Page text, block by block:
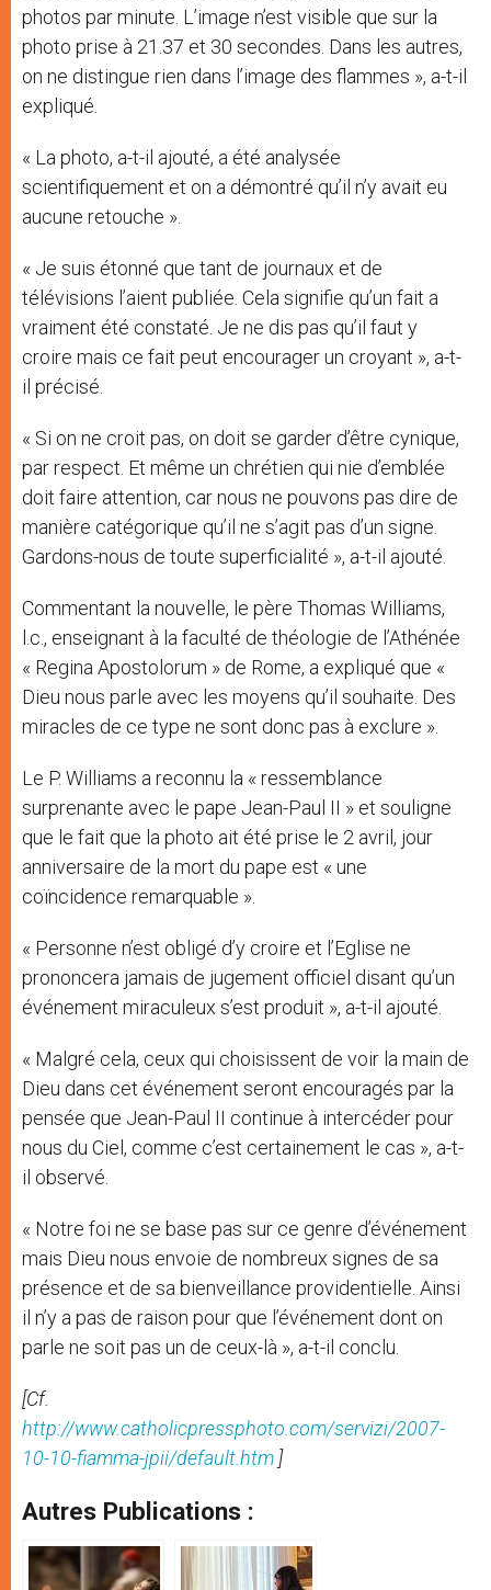
photos par minute. L’image n’est visible que sur la
photo prise à 21.37 et 30 secondes. Dans les autres,
on ne distingue rien dans l’image des flammes », a-t-il
expliqué.
« La photo, a-t-il ajouté, a été analysée
scientifiquement et on a démontré qu’il n’y avait eu
aucune retouche ».
« Je suis étonné que tant de journaux et de
télévisions l’aient publiée. Cela signifie qu’un fait a
vraiment été constaté. Je ne dis pas qu’il faut y
croire mais ce fait peut encourager un croyant », a-t-
il précisé.
« Si on ne croit pas, on doit se garder d’être cynique,
par respect. Et même un chrétien qui nie d’emblée
doit faire attention, car nous ne pouvons pas dire de
manière catégorique qu’il ne s’agit pas d’un signe.
Gardons-nous de toute superficialité », a-t-il ajouté.
Commentant la nouvelle, le père Thomas Williams,
l.c., enseignant à la faculté de théologie de l’Athénée
« Regina Apostolorum » de Rome, a expliqué que «
Dieu nous parle avec les moyens qu’il souhaite. Des
miracles de ce type ne sont donc pas à exclure ».
Le P. Williams a reconnu la « ressemblance
surprenante avec le pape Jean-Paul II » et souligne
que le fait que la photo ait été prise le 2 avril, jour
anniversaire de la mort du pape est « une
coïncidence remarquable ».
« Personne n’est obligé d’y croire et l’Eglise ne
prononcera jamais de jugement officiel disant qu’un
événement miraculeux s’est produit », a-t-il ajouté.
« Malgré cela, ceux qui choisissent de voir la main de
Dieu dans cet événement seront encouragés par la
pensée que Jean-Paul II continue à intercéder pour
nous du Ciel, comme c’est certainement le cas », a-t-
il observé.
« Notre foi ne se base pas sur ce genre d’événement
mais Dieu nous envoie de nombreux signes de sa
présence et de sa bienveillance providentielle. Ainsi
il n’y a pas de raison pour que l’événement dont on
parle ne soit pas un de ceux-là », a-t-il conclu.
[Cf.
http://www.catholicpressphoto.com/servizi/2007-
10-10-fiamma-jpii/default.htm ]
Autres Publications :